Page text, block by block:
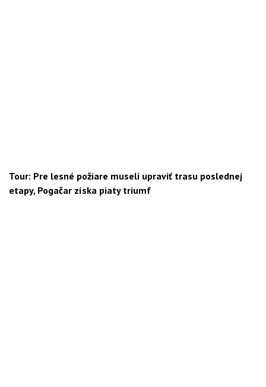
Tour: Pre lesné požiare museli upraviť trasu poslednej
etapy, Pogačar získa piaty triumf